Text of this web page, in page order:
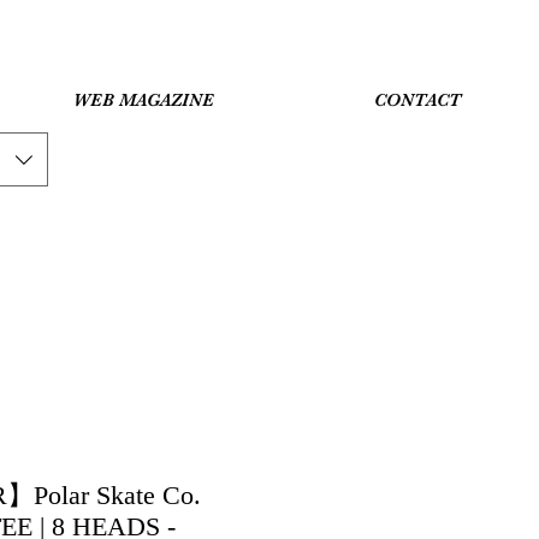
WEB MAGAZINE CONTACT
Polar Skate Co.
| 8 HEADS -